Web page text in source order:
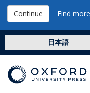
Continue Find more
日本語